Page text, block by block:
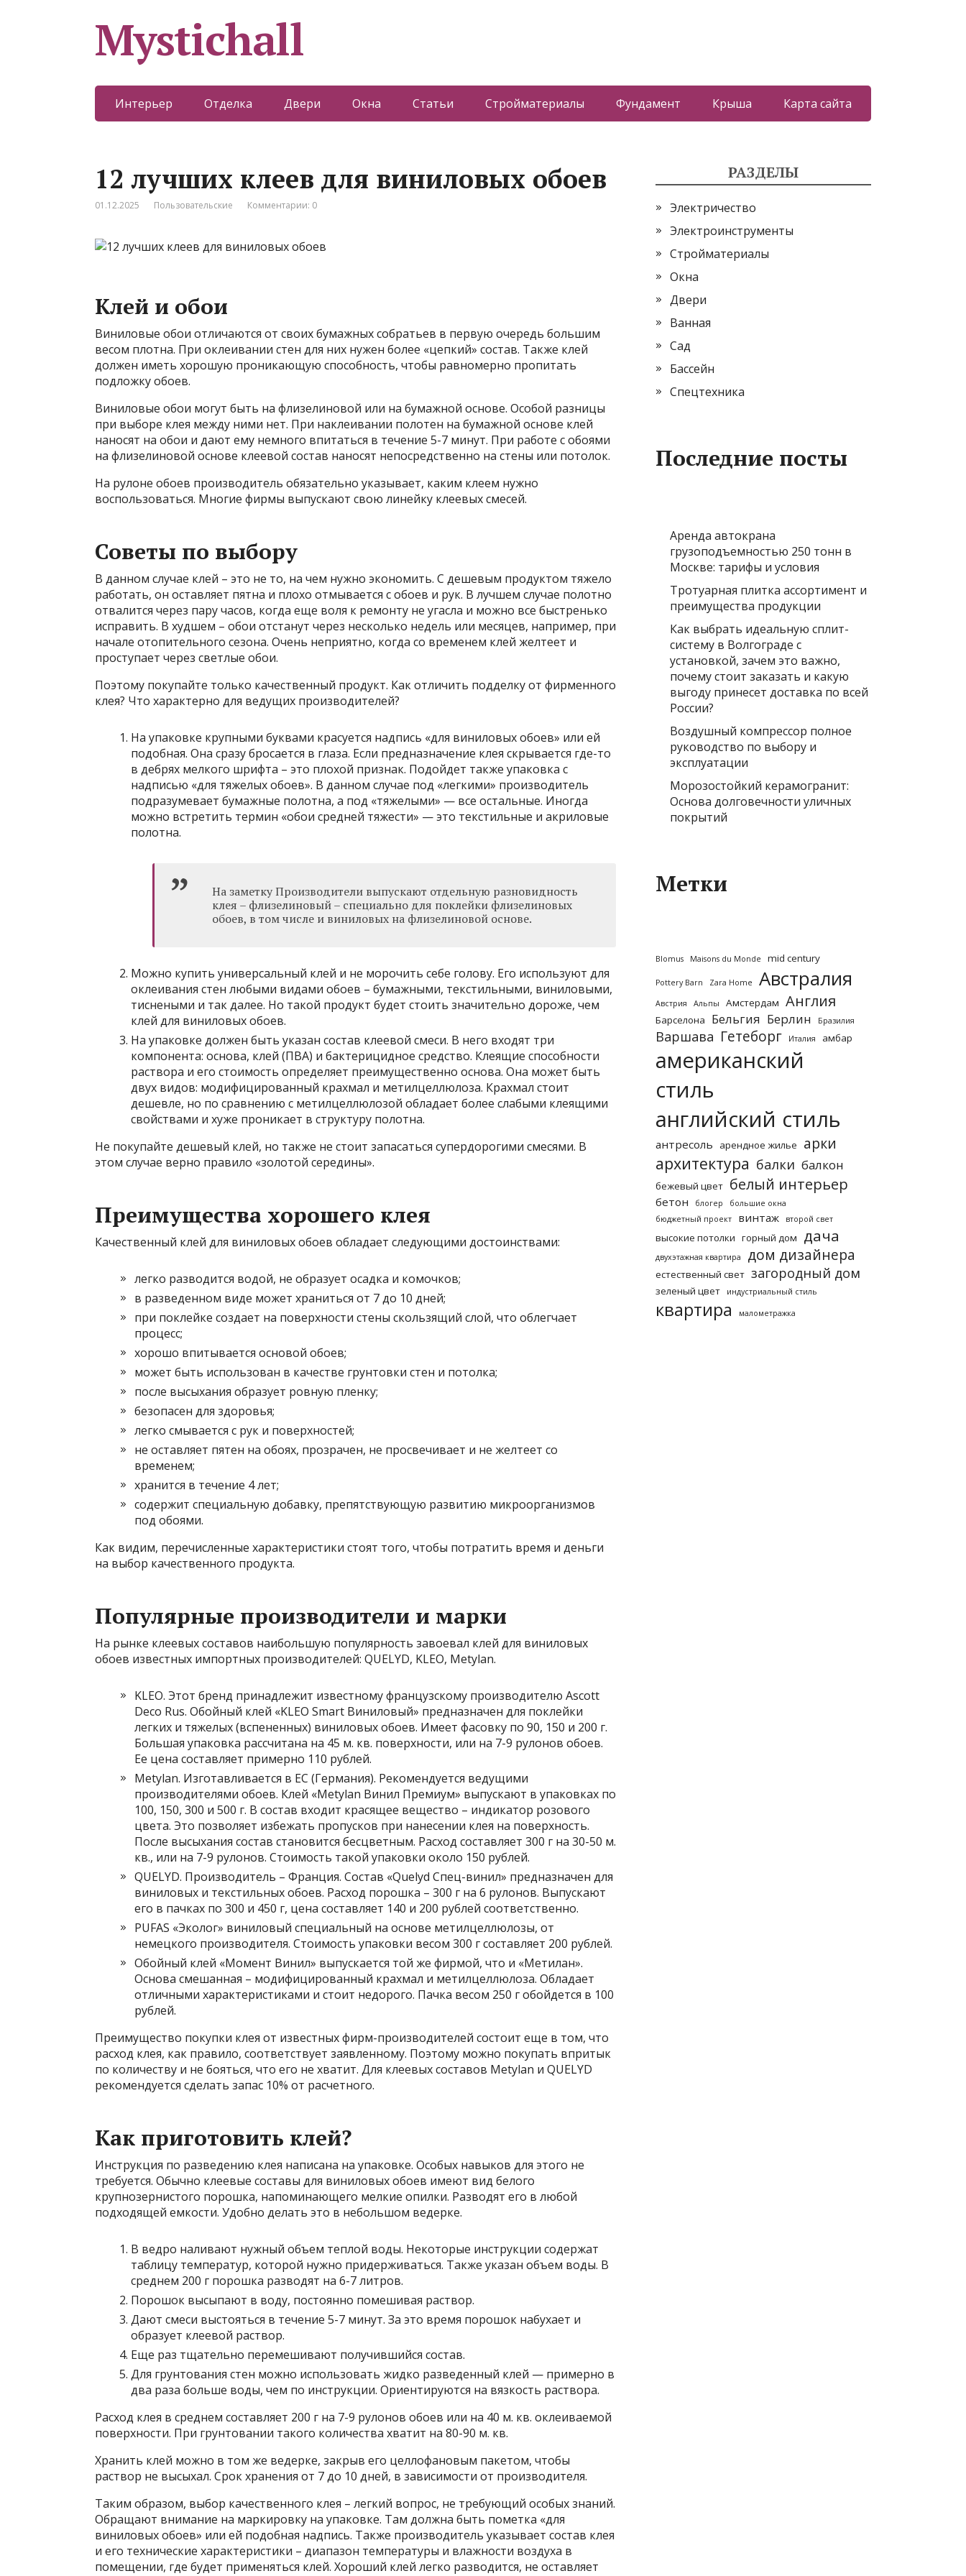
Mystichall
Интерьер Отделка Двери Окна Статьи Стройматериалы Фундамент Крыша Карта сайта
12 лучших клеев для виниловых обоев
01.12.2025 Пользовательские Комментарии: 0
Клей и обои
Виниловые обои отличаются от своих бумажных собратьев в первую очередь большим
весом плотна. При оклеивании стен для них нужен более «цепкий» состав. Также клей
должен иметь хорошую проникающую способность, чтобы равномерно пропитать
подложку обоев.
Виниловые обои могут быть на флизелиновой или на бумажной основе. Особой разницы
при выборе клея между ними нет. При наклеивании полотен на бумажной основе клей
наносят на обои и дают ему немного впитаться в течение 5-7 минут. При работе с обоями
на флизелиновой основе клеевой состав наносят непосредственно на стены или потолок.
На рулоне обоев производитель обязательно указывает, каким клеем нужно
воспользоваться. Многие фирмы выпускают свою линейку клеевых смесей.
Советы по выбору
В данном случае клей – это не то, на чем нужно экономить. С дешевым продуктом тяжело
работать, он оставляет пятна и плохо отмывается с обоев и рук. В лучшем случае полотно
отвалится через пару часов, когда еще воля к ремонту не угасла и можно все быстренько
исправить. В худшем – обои отстанут через несколько недель или месяцев, например, при
начале отопительного сезона. Очень неприятно, когда со временем клей желтеет и
проступает через светлые обои.
Поэтому покупайте только качественный продукт. Как отличить подделку от фирменного
клея? Что характерно для ведущих производителей?
На упаковке крупными буквами красуется надпись «для виниловых обоев» или ей
подобная. Она сразу бросается в глаза. Если предназначение клея скрывается где-то
в дебрях мелкого шрифта – это плохой признак. Подойдет также упаковка с
надписью «для тяжелых обоев». В данном случае под «легкими» производитель
подразумевает бумажные полотна, а под «тяжелыми» — все остальные. Иногда
можно встретить термин «обои средней тяжести» — это текстильные и акриловые
полотна.
На заметку Производители выпускают отдельную разновидность
клея – флизелиновый – специально для поклейки флизелиновых
обоев, в том числе и виниловых на флизелиновой основе.
Можно купить универсальный клей и не морочить себе голову. Его используют для
оклеивания стен любыми видами обоев – бумажными, текстильными, виниловыми,
тиснеными и так далее. Но такой продукт будет стоить значительно дороже, чем
клей для виниловых обоев.
На упаковке должен быть указан состав клеевой смеси. В него входят три
компонента: основа, клей (ПВА) и бактерицидное средство. Клеящие способности
раствора и его стоимость определяет преимущественно основа. Она может быть
двух видов: модифицированный крахмал и метилцеллюлоза. Крахмал стоит
дешевле, но по сравнению с метилцеллюлозой обладает более слабыми клеящими
свойствами и хуже проникает в структуру полотна.
Не покупайте дешевый клей, но также не стоит запасаться супердорогими смесями. В
этом случае верно правило «золотой середины».
Преимущества хорошего клея
Качественный клей для виниловых обоев обладает следующими достоинствами:
легко разводится водой, не образует осадка и комочков;
в разведенном виде может храниться от 7 до 10 дней;
при поклейке создает на поверхности стены скользящий слой, что облегчает
процесс;
хорошо впитывается основой обоев;
может быть использован в качестве грунтовки стен и потолка;
после высыхания образует ровную пленку;
безопасен для здоровья;
легко смывается с рук и поверхностей;
не оставляет пятен на обоях, прозрачен, не просвечивает и не желтеет со
временем;
хранится в течение 4 лет;
содержит специальную добавку, препятствующую развитию микроорганизмов
под обоями.
Как видим, перечисленные характеристики стоят того, чтобы потратить время и деньги
на выбор качественного продукта.
Популярные производители и марки
На рынке клеевых составов наибольшую популярность завоевал клей для виниловых
обоев известных импортных производителей: QUELYD, KLEO, Metylan.
KLEO. Этот бренд принадлежит известному французскому производителю Ascott
Deco Rus. Обойный клей «KLEO Smart Виниловый» предназначен для поклейки
легких и тяжелых (вспененных) виниловых обоев. Имеет фасовку по 90, 150 и 200 г.
Большая упаковка рассчитана на 45 м. кв. поверхности, или на 7-9 рулонов обоев.
Ее цена составляет примерно 110 рублей.
Metylan. Изготавливается в ЕС (Германия). Рекомендуется ведущими
производителями обоев. Клей «Metylan Винил Премиум» выпускают в упаковках по
100, 150, 300 и 500 г. В состав входит красящее вещество – индикатор розового
цвета. Это позволяет избежать пропусков при нанесении клея на поверхность.
После высыхания состав становится бесцветным. Расход составляет 300 г на 30-50 м.
кв., или на 7-9 рулонов. Стоимость такой упаковки около 150 рублей.
QUELYD. Производитель – Франция. Состав «Quelyd Спец-винил» предназначен для
виниловых и текстильных обоев. Расход порошка – 300 г на 6 рулонов. Выпускают
его в пачках по 300 и 450 г, цена составляет 140 и 200 рублей соответственно.
PUFAS «Эколог» виниловый специальный на основе метилцеллюлозы, от
немецкого производителя. Стоимость упаковки весом 300 г составляет 200 рублей.
Обойный клей «Момент Винил» выпускается той же фирмой, что и «Метилан».
Основа смешанная – модифицированный крахмал и метилцеллюлоза. Обладает
отличными характеристиками и стоит недорого. Пачка весом 250 г обойдется в 100
рублей.
Преимущество покупки клея от известных фирм-производителей состоит еще в том, что
расход клея, как правило, соответствует заявленному. Поэтому можно покупать впритык
по количеству и не бояться, что его не хватит. Для клеевых составов Metylan и QUELYD
рекомендуется сделать запас 10% от расчетного.
Как приготовить клей?
Инструкция по разведению клея написана на упаковке. Особых навыков для этого не
требуется. Обычно клеевые составы для виниловых обоев имеют вид белого
крупнозернистого порошка, напоминающего мелкие опилки. Разводят его в любой
подходящей емкости. Удобно делать это в небольшом ведерке.
В ведро наливают нужный объем теплой воды. Некоторые инструкции содержат
таблицу температур, которой нужно придерживаться. Также указан объем воды. В
среднем 200 г порошка разводят на 6-7 литров.
Порошок высыпают в воду, постоянно помешивая раствор.
Дают смеси выстояться в течение 5-7 минут. За это время порошок набухает и
образует клеевой раствор.
Еще раз тщательно перемешивают получившийся состав.
Для грунтования стен можно использовать жидко разведенный клей — примерно в
два раза больше воды, чем по инструкции. Ориентируются на вязкость раствора.
Расход клея в среднем составляет 200 г на 7-9 рулонов обоев или на 40 м. кв. оклеиваемой
поверхности. При грунтовании такого количества хватит на 80-90 м. кв.
Хранить клей можно в том же ведерке, закрыв его целлофановым пакетом, чтобы
раствор не высыхал. Срок хранения от 7 до 10 дней, в зависимости от производителя.
Таким образом, выбор качественного клея – легкий вопрос, не требующий особых знаний.
Обращают внимание на маркировку на упаковке. Там должна быть пометка «для
виниловых обоев» или ей подобная надпись. Также производитель указывает состав клея
и его технические характеристики – диапазон температуры и влажности воздуха в
помещении, где будет применяться клей. Хороший клей легко разводится, не оставляет
РАЗДЕЛЫ
Электричество
Электроинструменты
Стройматериалы
Окна
Двери
Ванная
Сад
Бассейн
Спецтехника
Последние посты
Аренда автокрана
грузоподъемностью 250 тонн в
Москве: тарифы и условия
Тротуарная плитка ассортимент и
преимущества продукции
Как выбрать идеальную сплит-
систему в Волгограде с
установкой, зачем это важно,
почему стоит заказать и какую
выгоду принесет доставка по всей
России?
Воздушный компрессор полное
руководство по выбору и
эксплуатации
Морозостойкий керамогранит:
Основа долговечности уличных
покрытий
Метки
Blomus Maisons du Monde mid century
Pottery Barn Zara Home Австралия
Австрия Альпы Амстердам Англия
Барселона Бельгия Берлин Бразилия
Варшава Гетеборг Италия амбар
американский
стиль
английский стиль
антресоль арендное жилье арки
архитектура балки балкон
бежевый цвет белый интерьер
бетон блогер
большие окна
бюджетный проект
винтаж второй свет
высокие потолки горный дом дача
двухэтажная квартира дом дизайнера
естественный свет загородный дом
зеленый цвет индустриальный стиль
квартира малометражка